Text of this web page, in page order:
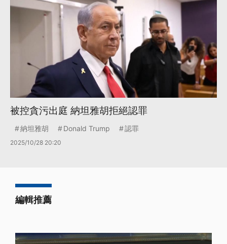
被控貪污出庭 納坦雅胡拒絕認罪
納坦雅胡 Donald Trump 認罪
2025/10/28 20:20
編輯推薦